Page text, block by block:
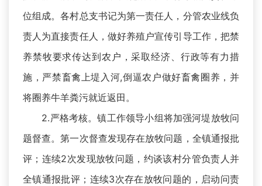
位组成。各村总支书记为第一责任人，分管农业线负
责人为直接责任人，做好养殖户宣传引导工作，把禁
养禁牧要求传达到农户，采取经济、行政等有力措
施，严禁畜禽上堤入河,倒逼农户做好畜禽圈养，并
将圈养牛羊粪污就近返田。
2.严格考核。镇工作领导小组将加强河堤放牧问
题督查。第一次督查发现存在放牧问题，全镇通报批
评；连续2次发现放牧问题，约谈该村分管负责人并
全镇通报批评；连续3次存在放牧问题的，启动问责